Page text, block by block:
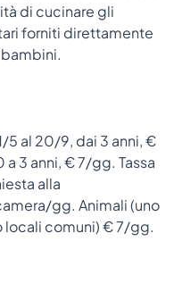
di cucinare gli
forniti direttamente
5 al 20/9, dai 3 anni, €
3 anni, € 7/gg. Tassa
alla
gg. Animali (uno
locali comuni) € 7/gg.